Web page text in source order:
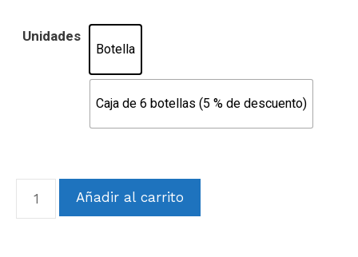
Unidades
Botella
Caja de 6 botellas (5 % de descuento)
Añadir al carrito